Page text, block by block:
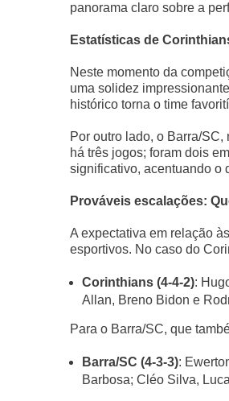
panorama claro sobre a
Estatísticas de
Neste momento da
uma solidez
histórico torna o time
Por outro lado, o Barra/
há três jogos; foram dois
significativo, acentuando o
Prováveis escalações:
A expectativa em relação
esportivos. No caso do
Corinthians (4-4-2):
Allan, Breno Bidon e
Para o Barra/SC, que
Barra/SC (4-3-3):
Barbosa; Cléo Silva,